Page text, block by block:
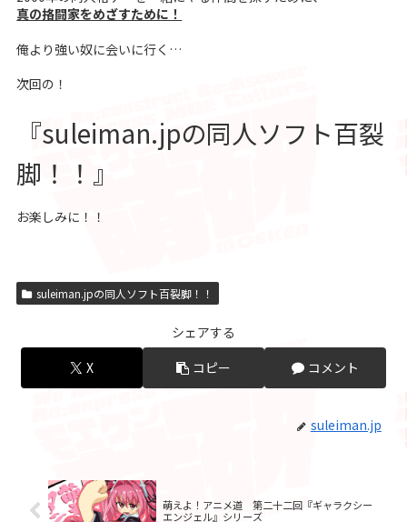
真の挌闘家をめざすために！
俺より強い奴に会いに行く…
次回の！
『suleiman.jpの同人ソフト百裂
脚！！』
お楽しみに！！
suleiman.jpの同人ソフト百裂脚！！
シェアする
X
コピー コメント
suleiman.jp
萌えよ！アニメ道 第二十二回『ギャラクシー
エンジェル』シリーズ